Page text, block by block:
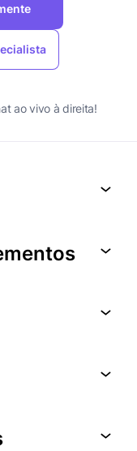
ao vivo à direita!